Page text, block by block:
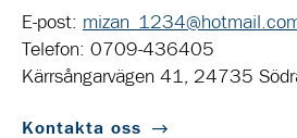
E-post:
Telefon: 0709-436405
Kärrsångarvägen 41, 24735
Kontakta oss